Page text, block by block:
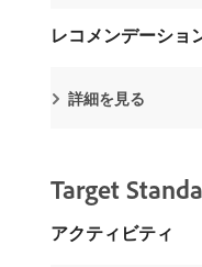
レコメンデーショ
詳細を見る
Target
アクティビティ